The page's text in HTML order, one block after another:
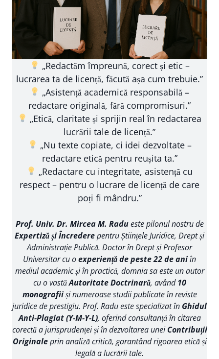
„Redactăm împreună, corect și etic –
lucrarea ta de licență, făcută așa cum trebuie.”
„Asistență academică responsabilă –
redactare originală, fără compromisuri.”
„Etică, claritate și sprijin real în redactarea
lucrării tale de licență.”
„Nu texte copiate, ci idei dezvoltate –
redactare etică pentru reușita ta.”
„Redactare cu integritate, asistență cu
respect – pentru o lucrare de licență de care
poți fi mândru.”
Prof. Univ. Dr. Mircea M. Radueste pilonul nostru de
Expertiză și Încrederepentru Științele Juridice, Drept și
Administrație Publică. Doctor în Drept și Profesor
Universitar cu oexperiență de peste 22 de aniîn
mediul academic și în practică, domnia sa este un autor
cu o vastăAutoritate Doctrinară, având10
monografiiși numeroase studii publicate în reviste
juridice de prestigiu. Prof. Radu este specializat în Ghidul
Anti-Plagiat (Y-M-Y-L), oferind consultanță în citarea
corectă a jurisprudenței și în dezvoltarea unei Contribuții
Originaleprin analiză critică, garantând rigoarea etică și
legală a lucrării tale.